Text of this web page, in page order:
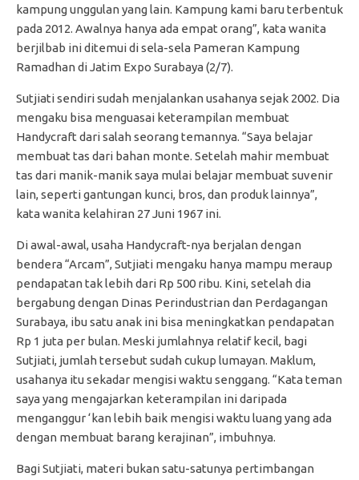
kampung unggulan yang lain. Kampung kami baru terbentuk
pada 2012. Awalnya hanya ada empat orang”, kata wanita
berjilbab ini ditemui di sela-sela Pameran Kampung
Ramadhan di Jatim Expo Surabaya (2/7).
Sutjiati sendiri sudah menjalankan usahanya sejak 2002. Dia
mengaku bisa menguasai keterampilan membuat
Handycraft dari salah seorang temannya. “Saya belajar
membuat tas dari bahan monte. Setelah mahir membuat
tas dari manik-manik saya mulai belajar membuat suvenir
lain, seperti gantungan kunci, bros, dan produk lainnya”,
kata wanita kelahiran 27 Juni 1967 ini.
Di awal-awal, usaha Handycraft-nya berjalan dengan
bendera “Arcam”, Sutjiati mengaku hanya mampu meraup
pendapatan tak lebih dari Rp 500 ribu. Kini, setelah dia
bergabung dengan Dinas Perindustrian dan Perdagangan
Surabaya, ibu satu anak ini bisa meningkatkan pendapatan
Rp 1 juta per bulan. Meski jumlahnya relatif kecil, bagi
Sutjiati, jumlah tersebut sudah cukup lumayan. Maklum,
usahanya itu sekadar mengisi waktu senggang. “Kata teman
saya yang mengajarkan keterampilan ini daripada
menganggur ‘kan lebih baik mengisi waktu luang yang ada
dengan membuat barang kerajinan”, imbuhnya.
Bagi Sutjiati, materi bukan satu-satunya pertimbangan